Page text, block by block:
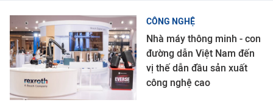
CÔNG NGHỆ
Nhà máy thông minh - con
đường dẫn Việt Nam đến
vị thế dẫn đầu sản xuất
công nghệ cao